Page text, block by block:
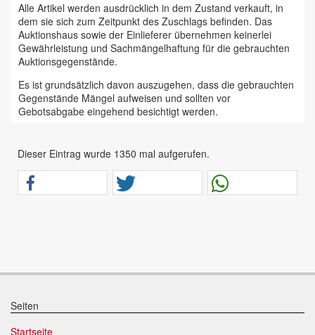
Alle Artikel werden ausdrücklich in dem Zustand verkauft, in
dem sie sich zum Zeitpunkt des Zuschlags befinden. Das
Auktionshaus sowie der Einlieferer übernehmen keinerlei
Gewährleistung und Sachmängelhaftung für die gebrauchten
Auktionsgegenstände.
Es ist grundsätzlich davon auszugehen, dass die gebrauchten
Gegenstände Mängel aufweisen und sollten vor
Gebotsabgabe eingehend besichtigt werden.
dass sämtliche zum Verkauf stehende Artikel ungeprüft sind.
Bei allen zum Verkauf stehenden Fahrzeugen und Maschinen
ist davon auszugehen, dass diese bereits einen nicht
unerheblichen Vorschaden erlitten haben.
Wir weisen eindringlich darauf hin, dass Gebote nur
einverstanden sind und diese bedingungslos akzeptieren.
Dieser Eintrag wurde 1350 mal aufgerufen.
Seiten
Startseite